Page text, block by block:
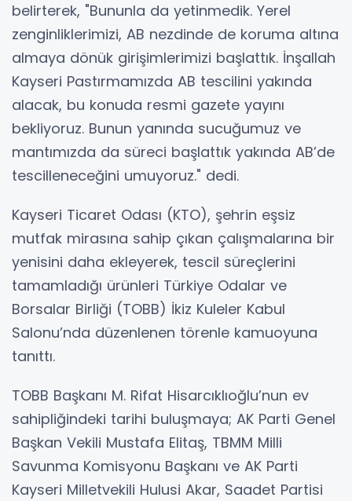
belirterek, "Bununla da yetinmedik. Yerel
zenginliklerimizi, AB nezdinde de koruma altına
almaya dönük girişimlerimizi başlattık. İnşallah
Kayseri Pastırmamızda AB tescilini yakında
alacak, bu konuda resmi gazete yayını
bekliyoruz. Bunun yanında sucuğumuz ve
mantımızda da süreci başlattık yakında AB’de
tescilleneceğini umuyoruz." dedi.
Kayseri Ticaret Odası (KTO), şehrin eşsiz
mutfak mirasına sahip çıkan çalışmalarına bir
yenisini daha ekleyerek, tescil süreçlerini
tamamladığı ürünleri Türkiye Odalar ve
Borsalar Birliği (TOBB) İkiz Kuleler Kabul
Salonu’nda düzenlenen törenle kamuoyuna
tanıttı.
TOBB Başkanı M. Rifat Hisarcıklıoğlu’nun ev
sahipliğindeki tarihi buluşmaya; AK Parti Genel
Başkan Vekili Mustafa Elitaş, TBMM Milli
Savunma Komisyonu Başkanı ve AK Parti
Kayseri Milletvekili Hulusi Akar, Saadet Partisi